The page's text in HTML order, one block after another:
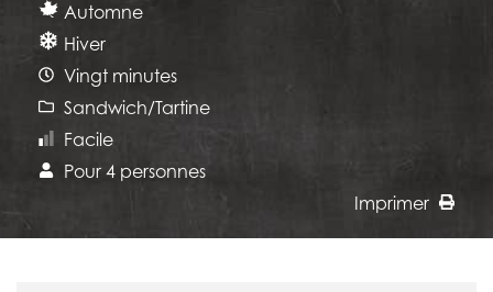
Automne
Hiver
Vingt minutes
Sandwich/Tartine
Facile
Pour 4 personnes
Imprimer